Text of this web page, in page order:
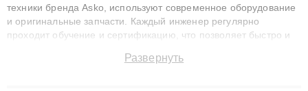
техники бренда Asko, используют современное оборудование
и оригинальные запчасти. Каждый инженер регулярно
проходит обучение и сертификацию, что позволяет быстро и
сохранением гарантии до 3 лет. Наши мастера решают
Развернуть